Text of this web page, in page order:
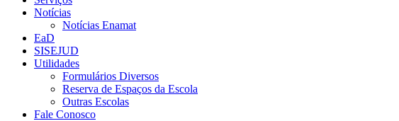
Notícias
Notícias Enamat
EaD
SISEJUD
Utilidades
Formulários Diversos
Reserva de Espaços da Escola
Outras Escolas
Fale Conosco